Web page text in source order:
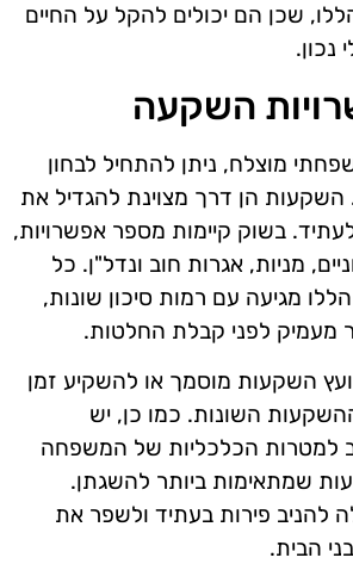
שכן הם יכולים להקל על החיים
נכון.
השקעה
מוצלח, ניתן להתחיל לבחון
הן דרך מצוינת להגדיל את
בשוק קיימות מספר אפשרויות,
מניות, אגרות חוב ונדל"ן. כל
מגיעה עם רמות סיכון שונות,
מעמיק לפני קבלת החלטות.
השקעות מוסמך או להשקיע זמן
השונות. כמו כן, יש
למטרות הכלכליות של המשפחה
שמתאימות ביותר להשגתן.
להניב פירות בעתיד ולשפר את
הבית.